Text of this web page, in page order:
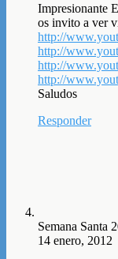
Impresionante
os invito a ver
http://
http://
http://
http://
Saludos
Responder
Semana Santa
14 enero, 2012